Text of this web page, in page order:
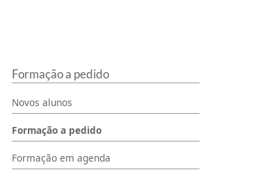
Formação a pedido
Novos alunos
Formação a pedido
Formação em agenda